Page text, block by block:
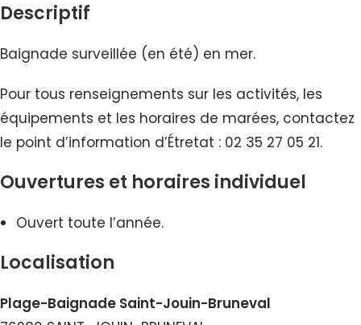
Descriptif
Baignade surveillée (en été) en mer.
Pour tous renseignements sur les activités, les
équipements et les horaires de marées, contactez
le point d’information d’Étretat : 02 35 27 05 21.
Ouvertures et horaires individuel
Ouvert toute l’année.
Localisation
Plage-Baignade Saint-Jouin-Bruneval